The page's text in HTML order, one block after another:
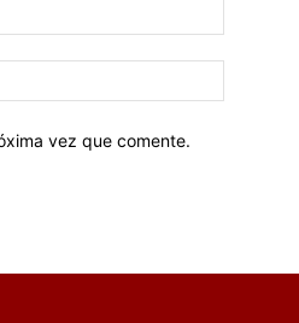
vez que comente.